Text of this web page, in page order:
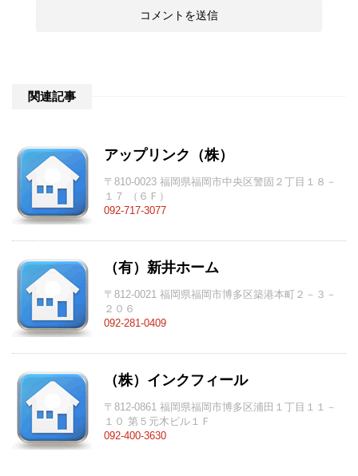
関連記事
アップリンク（株）
〒810-0023 福岡県福岡市中央区警固２丁目１８－
１７ （６Ｆ）
092-717-3077
（有）新井ホーム
〒812-0021 福岡県福岡市博多区築港本町２－３－
２０６
092-281-0409
（株）インクフィール
〒812-0861 福岡県福岡市博多区浦田１丁目１１－
１０ 第５元木ビル１Ｆ
092-400-3630